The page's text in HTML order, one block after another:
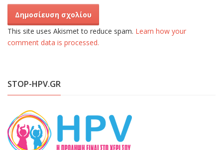
This site uses Akismet to reduce spam. Learn how your
comment data is processed.
STOP-HPV.GR